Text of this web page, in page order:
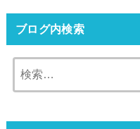
ブログ内検索